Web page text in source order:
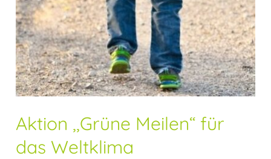
Aktion ,,Grüne Meilen“ für
das Weltklima